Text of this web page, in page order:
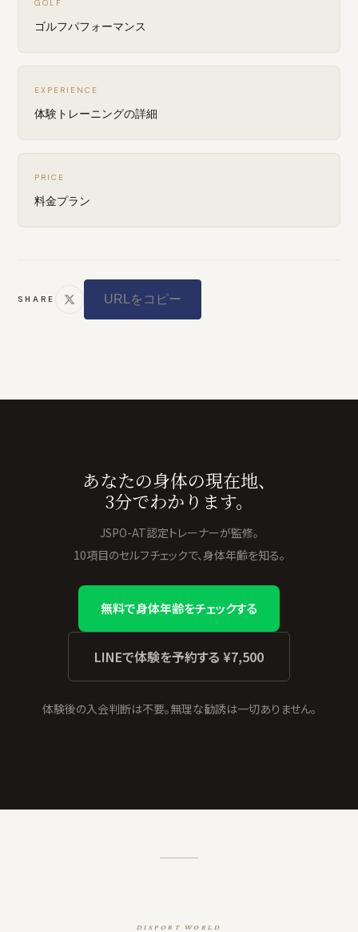
GOLF
ゴルフパフォーマンス
EXPERIENCE
体験トレーニングの詳細
PRICE
料金プラン
SHARE URLをコピー
あなたの身体の現在地、
3分でわかります。
JSPO-AT認定トレーナーが監修。
10項目のセルフチェックで、身体年齢を知る。
無料で身体年齢をチェックする
LINEで体験を予約する ¥7,500
体験後の入会判断は不要。無理な勧誘は一切ありません。
DISPORT WORLD